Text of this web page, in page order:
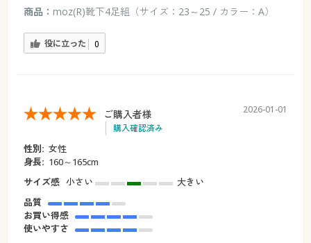
商品： moz(R)靴下4足組（サイズ：23～25 / カラー：A）
役に立った 0
ご購入者様
購入確認済み
2026-01-01
性別: 女性
身長: 160～165cm
サイズ感 小さい
大きい
品質
お買い得感
使いやすさ